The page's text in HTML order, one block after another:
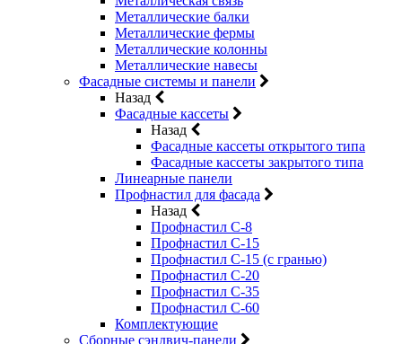
Металлические балки
Металлические фермы
Металлические колонны
Металлические навесы
Фасадные системы и панели
Назад
Фасадные кассеты
Назад
Фасадные кассеты открытого типа
Фасадные кассеты закрытого типа
Линеарные панели
Профнастил для фасада
Назад
Профнастил С-8
Профнастил С-15
Профнастил С-15 (с гранью)
Профнастил С-20
Профнастил С-35
Профнастил С-60
Комплектующие
Сборные сэндвич-панели